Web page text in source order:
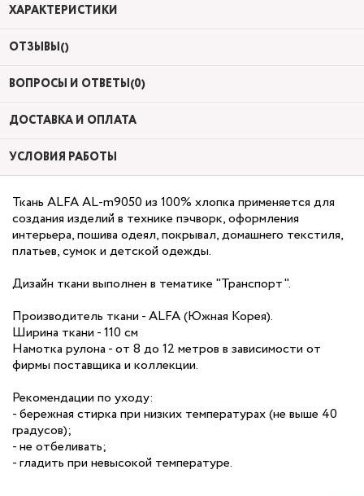
ХАРАКТЕРИСТИКИ
ОТЗЫВЫ()
ВОПРОСЫ И ОТВЕТЫ(0)
ДОСТАВКА И ОПЛАТА
УСЛОВИЯ РАБОТЫ
Ткань ALFA AL-m9050 из 100% хлопка применяется для
создания изделий в технике пэчворк, оформления
интерьера, пошива одеял, покрывал, домашнего текстиля,
платьев, сумок и детской одежды.
Дизайн ткани выполнен в тематике "Транспорт".
Производитель ткани - ALFA (Южная Корея).
Ширина ткани - 110 см
Намотка рулона - от 8 до 12 метров в зависимости от
фирмы поставщика и коллекции.
Рекомендации по уходу:
- бережная стирка при низких температурах (не выше 40
градусов);
- не отбеливать;
- гладить при невысокой температуре.